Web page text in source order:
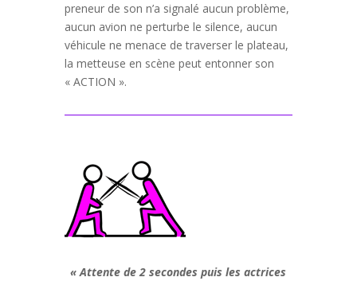
preneur de son n’a signalé aucun problème,
aucun avion ne perturbe le silence, aucun
véhicule ne menace de traverser le plateau,
la metteuse en scène peut entonner son
« ACTION ».
« Attente de 2 secondes puis les actrices